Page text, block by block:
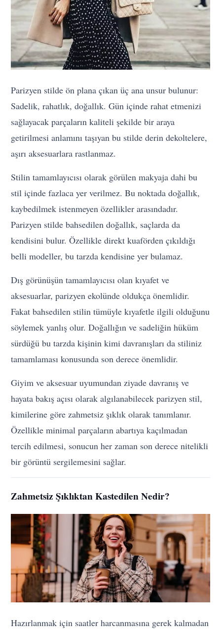
Parizyen stilde ön plana çıkan üç ana unsur bulunur:
Sadelik, rahatlık, doğallık. Gün içinde rahat etmenizi
sağlayacak parçaların kaliteli şekilde bir araya
getirilmesi anlamını taşıyan bu stilde derin dekoltelere,
aşırı aksesuarlara rastlanmaz.
Stilin tamamlayıcısı olarak görülen makyaja dahi bu
stil içinde fazlaca yer verilmez. Bu noktada doğallık,
kaybedilmek istenmeyen özellikler arasındadır.
Parizyen stilde bahsedilen doğallık, saçlarda da
kendisini bulur. Özellikle direkt kuaförden çıkıldığı
belli modeller, bu tarzda kendisine yer bulamaz.
Dış görünüşün tamamlayıcısı olan kıyafet ve
aksesuarlar, parizyen ekolünde oldukça önemlidir.
Fakat bahsedilen stilin tümüyle kıyafetle ilgili olduğunu
söylemek yanlış olur. Doğallığın ve sadeliğin hüküm
sürdüğü bu tarzda kişinin kimi davranışları da stiliniz
tamamlaması konusunda son derece önemlidir.
Giyim ve aksesuar uyumundan ziyade davranış ve
hayata bakış açısı olarak algılanabilecek parizyen stil,
kimilerine göre zahmetsiz şıklık olarak tanımlanır.
Özellikle minimal parçaların abartıya kaçılmadan
tercih edilmesi, sonucun her zaman son derece nitelikli
bir görüntü sergilemesini sağlar.
Zahmetsiz Şıklıktan Kastedilen Nedir?
Hazırlanmak için saatler harcanmasına gerek kalmadan